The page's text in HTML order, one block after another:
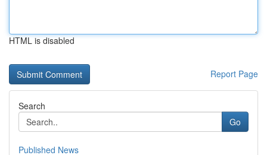
HTML is disabled
Report Page
Search
Go
Published News